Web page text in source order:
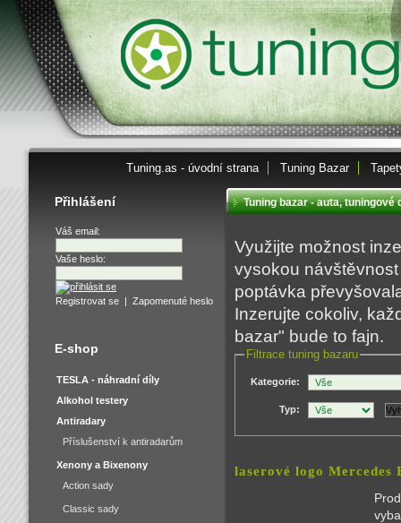
Tuning.as - úvodní strana Tuning Bazar
Tuning bazar - auta,
Využijte možnost
vysokou
poptávka
Inzerujte cokoliv,
bazar" bude to fajn.
Filtrace tuning bazaru
Kategorie:
Typ:
laserové logo Mercedes
Přihlášení
Váš email:
Vaše heslo:
Registrovat se | Zapomenuté heslo
E-shop
TESLA - náhradní díly
Alkohol testery
Antiradary
Příslušenství k antiradarům
Xenony a Bixenony
Action sady
Classic sady